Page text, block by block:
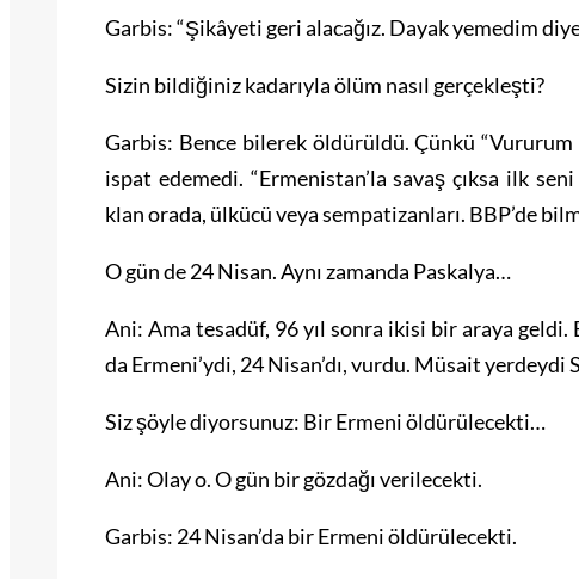
Garbis: “Şikâyeti geri alacağız. Dayak yemedim
Sizin bildiğiniz kadarıyla ölüm nasıl gerçekleşti?
Garbis: Bence bilerek öldürüldü. Çünkü
ispat edemedi. “Ermenistan’la savaş çıksa ilk
klan orada, ülkücü veya sempatizanları. BBP’de
O gün de 24 Nisan. Aynı zamanda Paskalya…
Ani: Ama tesadüf, 96 yıl sonra ikisi bir araya geldi.
da Ermeni’ydi, 24 Nisan’dı, vurdu. Müsait yerdeydi
Siz şöyle diyorsunuz: Bir Ermeni öldürülecekti…
Ani: Olay o. O gün bir gözdağı verilecekti.
Garbis: 24 Nisan’da bir Ermeni öldürülecekti.